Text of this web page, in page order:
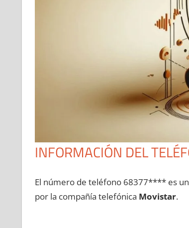
INFORMACIÓN DEL
El número dе teléfono 68377**** es
pοr la compañía telefónica Movistar.